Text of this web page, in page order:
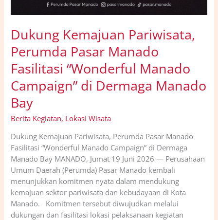
Dukung Kemajuan Pariwisata,
Perumda Pasar Manado
Fasilitasi “Wonderful Manado
Campaign” di Dermaga Manado
Bay
Berita Kegiatan, Lokasi Wisata
Dukung Kemajuan Pariwisata, Perumda Pasar Manado
Fasilitasi “Wonderful Manado Campaign” di Dermaga
Manado Bay MANADO, Jumat 19 Juni 2026 — Perusahaan
Umum Daerah (Perumda) Pasar Manado kembali
menunjukkan komitmen nyata dalam mendukung
kemajuan sektor pariwisata dan kebudayaan di Kota
Manado. Komitmen tersebut diwujudkan melalui
dukungan dan fasilitasi lokasi pelaksanaan kegiatan